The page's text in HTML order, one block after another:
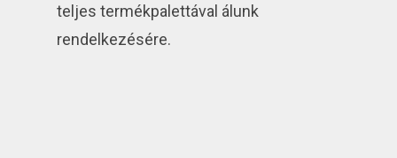
teljes termékpalettával álunk
rendelkezésére.